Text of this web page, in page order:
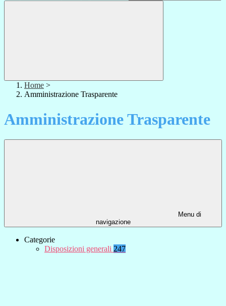
Home >
Amministrazione Trasparente
Amministrazione Trasparente
Menu di
navigazione
Categorie
Disposizioni generali 247